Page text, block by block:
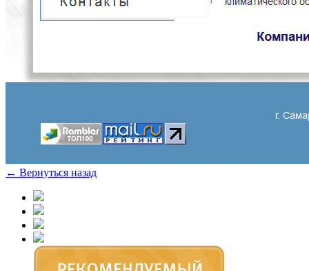
← Вернуться назад